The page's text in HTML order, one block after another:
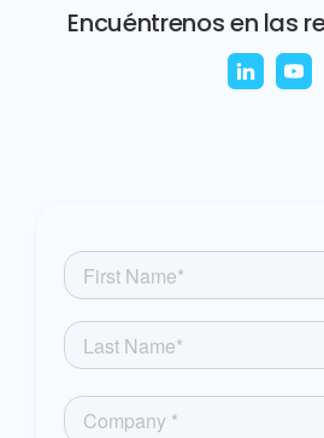
Encuéntrenos en las